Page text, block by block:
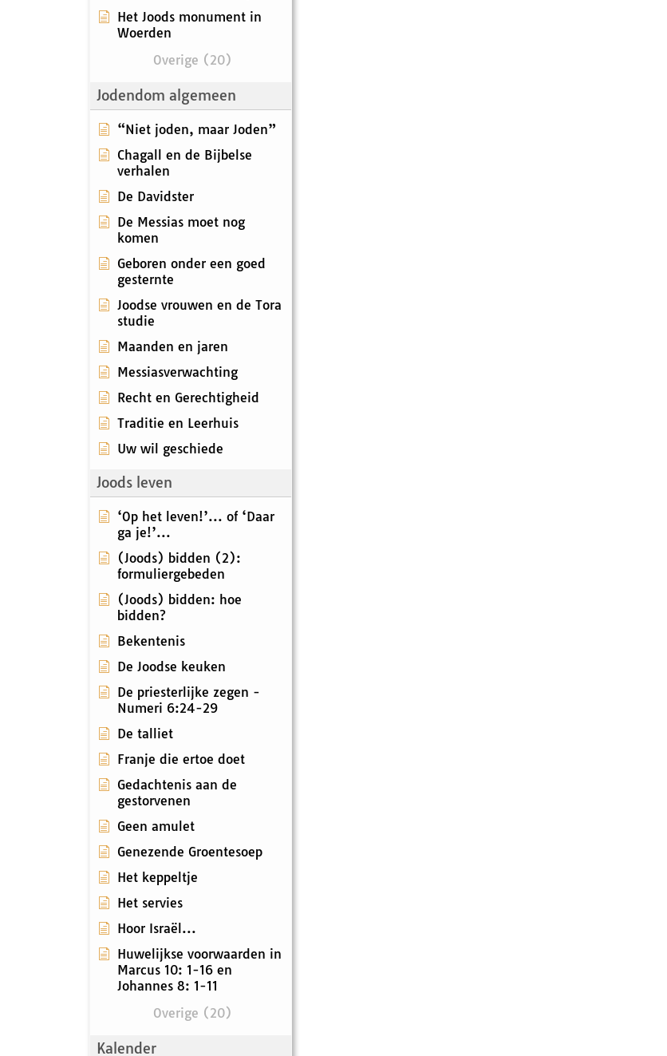
Het Joods monument in
Woerden
Overige (20)
Jodendom algemeen
“Niet joden, maar Joden”
Chagall en de Bijbelse
verhalen
De Davidster
De Messias moet nog
komen
Geboren onder een goed
gesternte
Joodse vrouwen en de Tora
studie
Maanden en jaren
Messiasverwachting
Recht en Gerechtigheid
Traditie en Leerhuis
Uw wil geschiede
Joods leven
‘Op het leven!’... of ‘Daar
ga je!’...
(Joods) bidden (2):
formuliergebeden
(Joods) bidden: hoe
bidden?
Bekentenis
De Joodse keuken
De priesterlijke zegen -
Numeri 6:24-29
De talliet
Franje die ertoe doet
Gedachtenis aan de
gestorvenen
Geen amulet
Genezende Groentesoep
Het keppeltje
Het servies
Hoor Israël...
Huwelijkse voorwaarden in
Marcus 10: 1-16 en
Johannes 8: 1-11
Overige (20)
Kalender